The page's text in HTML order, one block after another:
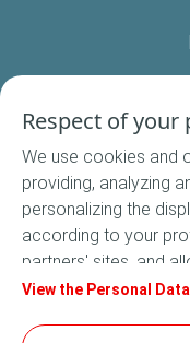
Respect of your
We use cookies and
providing, analyzing
personalizing the
according to your
partners' sites, and
social media. In
View the Personal